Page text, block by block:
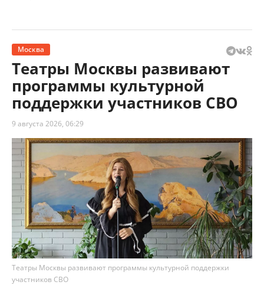
Москва
Театры Москвы развивают
программы культурной
поддержки участников СВО
9 августа 2026, 06:29
Театры Москвы развивают программы культурной поддержки
участников СВО